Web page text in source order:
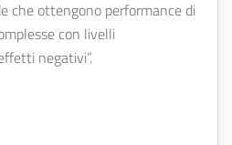
che ottengono performance di
con livelli
negativi”.